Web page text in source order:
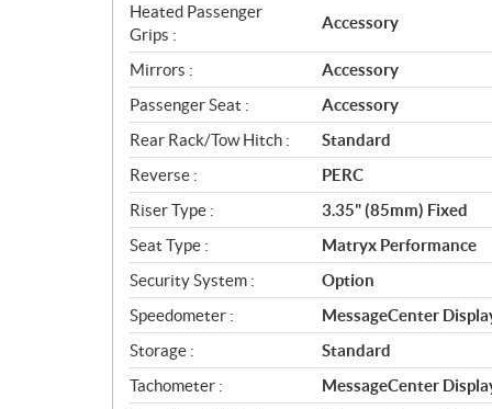
Heated Passenger
Grips :
Accessory
Mirrors :
Accessory
Passenger Seat :
Accessory
Rear Rack/Tow Hitch :
Standard
Reverse :
PERC
Riser Type :
3.35" (85mm) Fixed
Seat Type :
Matryx Performance
Security System :
Option
Speedometer :
MessageCenter
Storage :
Standard
Tachometer :
MessageCenter